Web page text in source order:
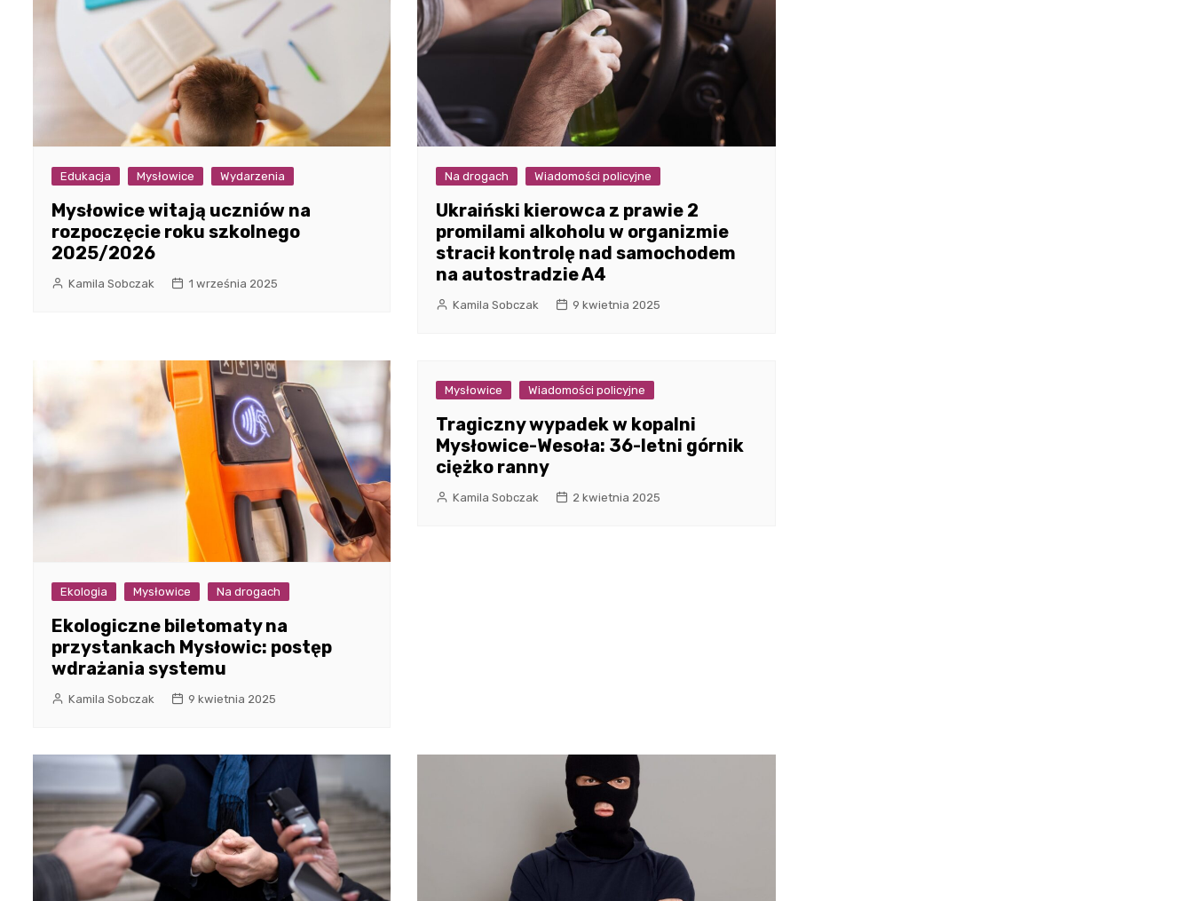
Edukacja Mysłowice Wydarzenia
Mysłowice witają uczniów na
rozpoczęcie roku szkolnego
2025/2026
Kamila Sobczak 1 września 2025
Na drogach Wiadomości policyjne
Ukraiński kierowca z prawie 2
promilami alkoholu w organizmie
stracił kontrolę nad samochodem
na autostradzie A4
Kamila Sobczak 9 kwietnia 2025
Ekologia Mysłowice Na drogach
Ekologiczne biletomaty na
przystankach Mysłowic: postęp
wdrażania systemu
Kamila Sobczak 9 kwietnia 2025
Mysłowice Wiadomości policyjne
Tragiczny wypadek w kopalni
Mysłowice-Wesoła: 36-letni górnik
ciężko ranny
Kamila Sobczak 2 kwietnia 2025